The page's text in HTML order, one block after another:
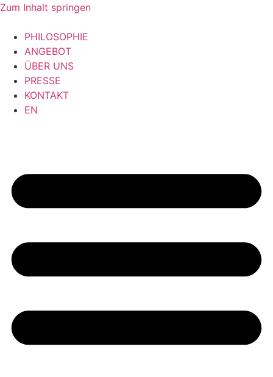
Zum Inhalt springen
PHILOSOPHIE
ANGEBOT
ÜBER UNS
PRESSE
KONTAKT
EN